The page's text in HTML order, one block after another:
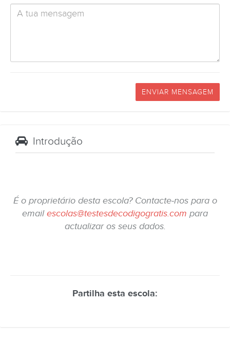
ENVIAR MENSAGEM
Introdução
É o proprietário desta escola? Contacte-nos para o
emailescolas@testesdecodigogratis.com para
actualizar os seus dados.
Partilha esta escola: